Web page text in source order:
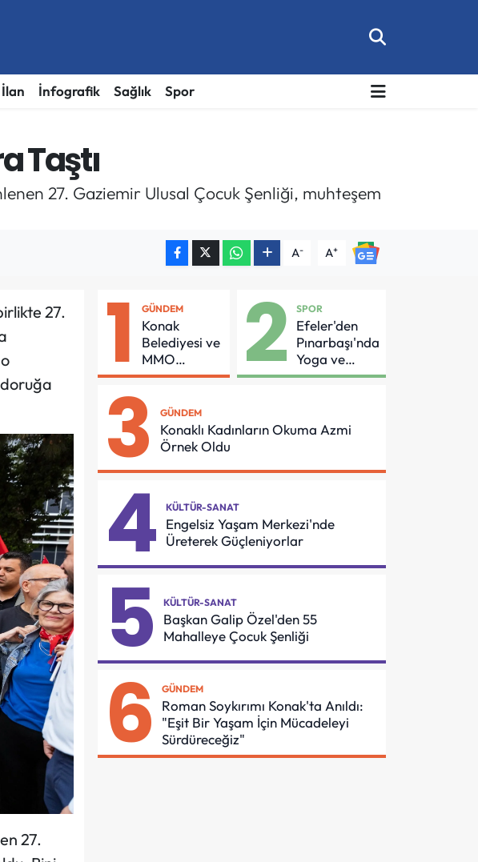
İnfografik Sağlık Spor
Taştı
27. Gaziemir Ulusal Çocuk Şenliği, muhteşem
A- A+
27.
27.
1 GÜNDEM
Konak
Belediyesi ve
MMO
Arasında
Güvenliği İçin
Önemli
Protokol
2 SPOR
Efeler'den
Pınarbaşı'nda
Yoga ve
Pilates
3 GÜNDEM
Konaklı Kadınların Okuma Azmi
Örnek Oldu
4 KÜLTÜR-SANAT
Engelsiz Yaşam Merkezi'nde
Üreterek Güçleniyorlar
5 KÜLTÜR-SANAT
Başkan Galip Özel'den 55
Mahalleye Çocuk Şenliği
6 GÜNDEM
Roman Soykırımı Konak'ta Anıldı:
"Eşit Bir Yaşam İçin Mücadeleyi
Sürdüreceğiz"